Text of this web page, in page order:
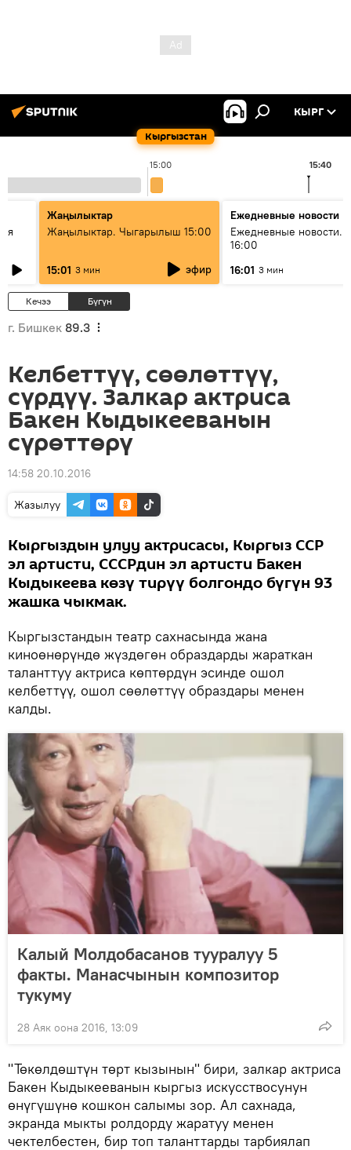
Кыргызстан
КЫРГ
15:00 15:40
Жаңылыктар
Жаңылыктар. Чыгарылыш 15:00
15:01 3 мин эфир
Ежедневные новости
Ежедневные новости.
16:00
16:01 3 мин
Кечээ Бүгүн
г. Бишкек 89.3
Келбеттүү, сөөлөттүү,
сүрдүү. Залкар актриса
Бакен Кыдыкееванын
сүрөттөрү
14:58 20.10.2016
Жазылуу
Кыргыздын улуу актрисасы, Кыргыз ССР
эл артисти, СССРдин эл артисти Бакен
Кыдыкеева көзү тирүү болгондо бүгүн 93
жашка чыкмак.
Кыргызстандын театр сахнасында жана
киноөнөрүндө жүздөгөн образдарды жараткан
таланттуу актриса көптөрдүн эсинде ошол
келбеттүү, ошол сөөлөттүү образдары менен
калды.
Калый Молдобасанов тууралуу 5
факты. Манасчынын композитор
тукуму
28 Аяк оона 2016, 13:09
"Төкөлдөштүн төрт кызынын" бири, залкар актриса
Бакен Кыдыкееванын кыргыз искусствосунун
өнүгүшүнө кошкон салымы зор. Ал сахнада,
экранда мыкты ролдорду жаратуу менен
чектелбестен, бир топ таланттарды тарбиялап